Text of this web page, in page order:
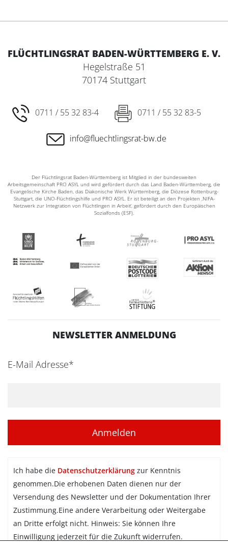
FLÜCHTLINGSRAT BADEN-WÜRTTEMBERG E. V.
Hegelstraße 51
70174 Stuttgart
0711 / 55 32 83-4 0711 / 55 32 83-5
info@fluechtlingsrat-bw.de
Der Flüchtlingsrat Baden-Württemberg ist Mitglied in der bundesweiten
Arbeitsgemeinschaft PRO ASYL und wird gefördert durch das Land Baden-Württemberg, die
Evangelische Kirche Baden, das Diakonische Werk Württemberg, die Diözese Rottenburg-
Stuttgart, die UNO-Flüchtlingshilfe und PRO ASYL. Er ist beteiligt an den Projekten ‚NIFA-
Netzwerk zur Integration von Flüchtlingen in Arbeit‘, gefördert durch den Europäischen
Sozialfonds (ESF).
NEWSLETTER ANMELDUNG
E-Mail Adresse*
Ich habe die Datenschutzerklärung zur Kenntnis
genommen.Die erhobenen Daten dienen nur der
Versendung des Newsletter und der Dokumentation Ihrer
Zustimmung.Eine andere Verarbeitung oder Weitergabe
an Dritte erfolgt nicht. Hinweis: Sie können Ihre
Einwilligung jederzeit für die Zukunft widerrufen.